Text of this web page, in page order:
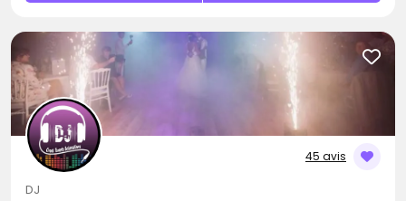
45 avis
DJ